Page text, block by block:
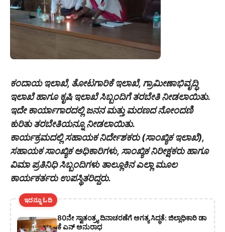
ಕಂದಾಯ ಇಲಾಖೆ, ತೋಟಗಾರಿಕೆ ಇಲಾಖೆ, ಗ್ರಾಮೀಣಾಭಿವೃದ್ಧಿ
ಇಲಾಖೆ ಹಾಗೂ ಕೃಷಿ ಇಲಾಖೆ ಸಿಬ್ಬಂದಿಗೆ ತರಬೇತಿ ನೀಡಲಾಯಿತು.
ಇದೇ ಕಾರ್ಯಾಗಾರದಲ್ಲಿ ಜನನ ಮತ್ತು ಮರಣದ ನೋಂದಣಿ
ಕುರಿತು ತರಬೇತಿಯನ್ನೂ ನೀಡಲಾಯಿತು.
ಕಾರ್ಯಕ್ರಮದಲ್ಲಿ ಸಹಾಯಕ‌ ನಿರ್ದೇಶಕರು (ಸಾಂಖ್ಯಿಕ ಇಲಾಖೆ),
ಸಹಾಯಕ ಸಾಂಖ್ಯಿಕ ಅಧಿಕಾರಿಗಳು, ಸಾಂಖ್ಯಿಕ ನಿರೀಕ್ಷಕರು ಹಾಗೂ
ವಿಮಾ ಪ್ರತಿ‌ನಿಧಿ ಸಿಬ್ಬಂದಿಗಳು ತಾಲ್ಲೂಕಿನ ಎಲ್ಲಾ ಮೂಲ
ಕಾರ್ಯಕರ್ತರು ಉಪಸ್ಥಿತರಿದ್ದರು.
ಇದನ್ನೂ ಓದಿ
80ನೇ ಸ್ವಾತಂತ್ರ್ಯ ದಿನಾಚರಣೆಗೆ ಅಗತ್ಯ ಸಿದ್ಧತೆ: ಜಿಲ್ಲಾಧಿಕಾರಿ ಡಾ
ಕೆ ಎನ್ ಅನುರಾಧ